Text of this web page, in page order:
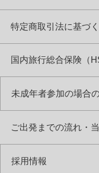
特定商取引法に基づ
国内旅行総合保険（
未成年者参加の場合
ご出発までの流れ・
採用情報